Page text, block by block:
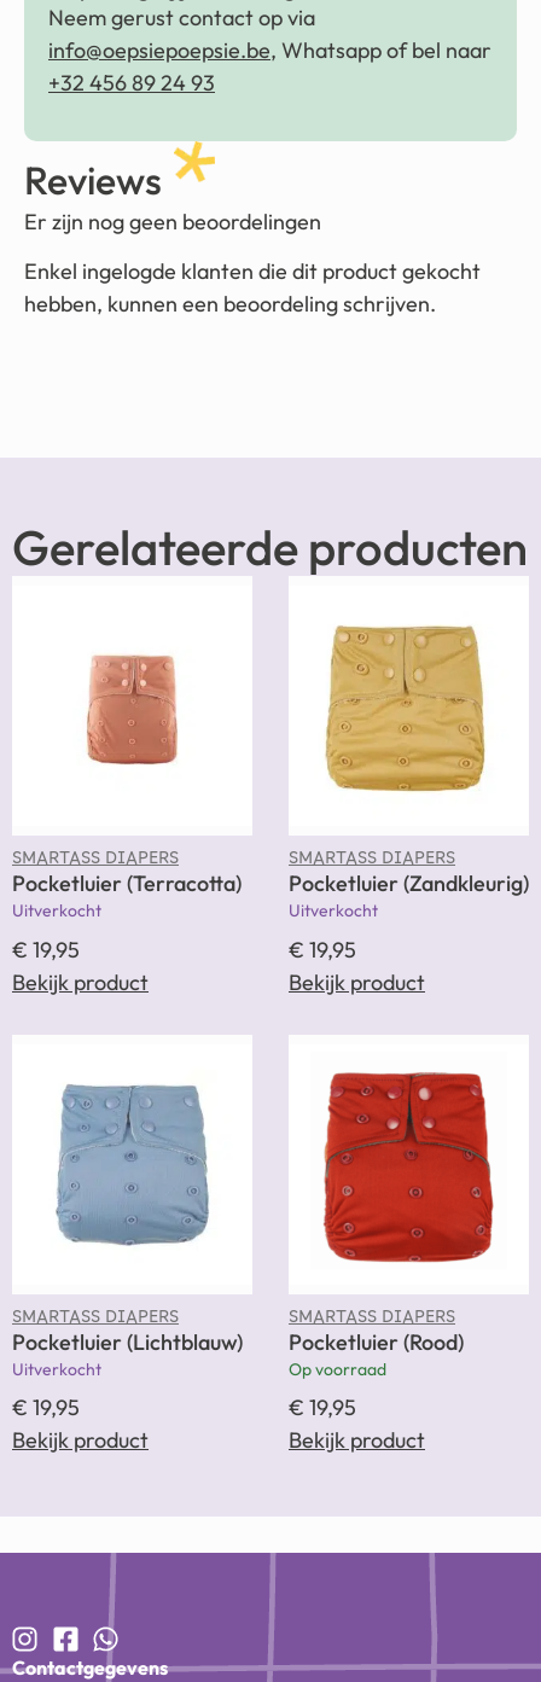
Neem gerust contact op via
info@oepsiepoepsie.be, Whatsapp of bel naar
+32 456 89 24 93
Reviews
Er zijn nog geen beoordelingen
Enkel ingelogde klanten die dit product gekocht
hebben, kunnen een beoordeling schrijven.
Gerelateerde producten
SMARTASS DIAPERS
Pocketluier (Terracotta)
Uitverkocht
€ 19,95
Bekijk product
SMARTASS DIAPERS
Pocketluier (Zandkleurig)
Uitverkocht
€ 19,95
Bekijk product
SMARTASS DIAPERS
Pocketluier (Lichtblauw)
Uitverkocht
€ 19,95
Bekijk product
SMARTASS DIAPERS
Pocketluier (Rood)
Op voorraad
€ 19,95
Bekijk product
Contactgegevens